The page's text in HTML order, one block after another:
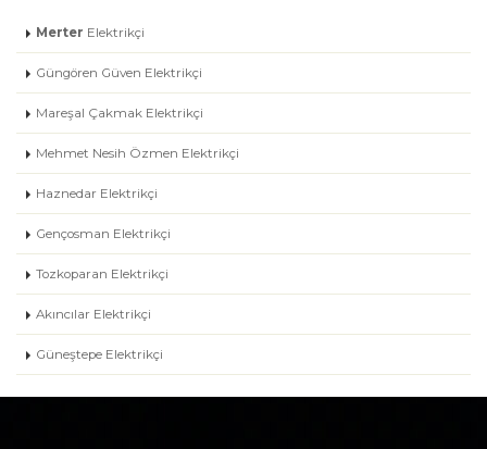
Merter Elektrikçi
Güngören Güven Elektrikçi
Mareşal Çakmak Elektrikçi
Mehmet Nesih Özmen Elektrikçi
Haznedar Elektrikçi
Gençosman Elektrikçi
Tozkoparan Elektrikçi
Akıncılar Elektrikçi
Güneştepe Elektrikçi